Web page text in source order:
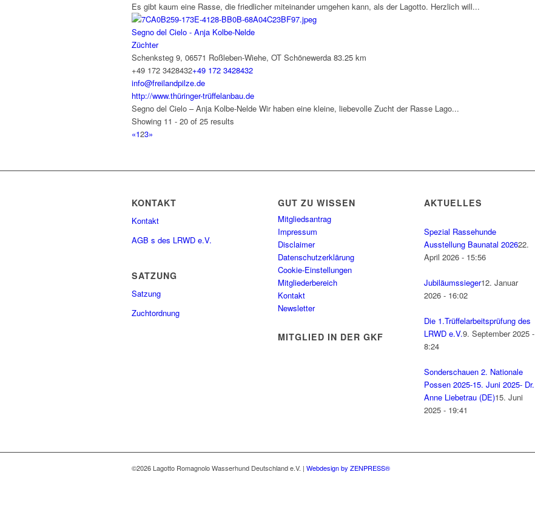
Es gibt kaum eine Rasse, die friedlicher miteinander umgehen kann, als der Lagotto. Herzlich will...
Segno del Cielo - Anja Kolbe-Nelde
Züchter
Schenksteg 9, 06571 Roßleben-Wiehe, OT Schönewerda 83.25 km
+49 172 3428432+49 172 3428432
info@freilandpilze.de
http://www.thüringer-trüffelanbau.de
Segno del Cielo – Anja Kolbe-Nelde Wir haben eine kleine, liebevolle Zucht der Rasse Lago...
Showing 11 - 20 of 25 results
«123»
KONTAKT
Kontakt
AGB s des LRWD e.V.
SATZUNG
Satzung
Zuchtordnung
GUT ZU WISSEN
Mitgliedsantrag
Impressum
Disclaimer
Datenschutzerklärung
Cookie-Einstellungen
Mitgliederbereich
Kontakt
Newsletter
MITGLIED IN DER GKF
AKTUELLES
Spezial Rassehunde
Ausstellung Baunatal 202622.
April 2026 - 15:56
Jubiläumssieger12. Januar
2026 - 16:02
Die 1.Trüffelarbeitsprüfung des
LRWD e.V.9. September 2025 -
8:24
Sonderschauen 2. Nationale
Possen 2025-15. Juni 2025- Dr.
Anne Liebetrau (DE)15. Juni
2025 - 19:41
©2026 Lagotto Romagnolo Wasserhund Deutschland e.V. | Webdesign by ZENPRESS®